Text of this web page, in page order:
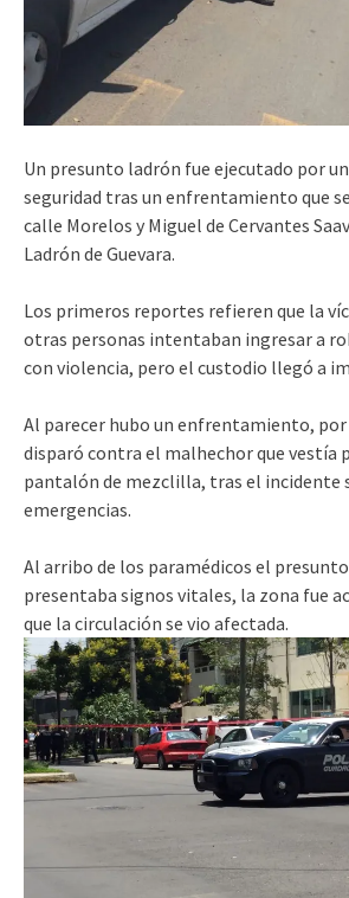
Un presunto ladrón fue ejecutado por
seguridad tras un enfrentamiento que
calle Morelos y Miguel de Cervantes
Ladrón de Guevara.
Los primeros reportes refieren que la
otras personas intentaban ingresar a
con violencia, pero el custodio llegó a
Al parecer hubo un enfrentamiento, por
disparó contra el malhechor que vestía
pantalón de mezclilla, tras el incidente
emergencias.
Al arribo de los paramédicos el
presentaba signos vitales, la zona fue
que la circulación se vio afectada.